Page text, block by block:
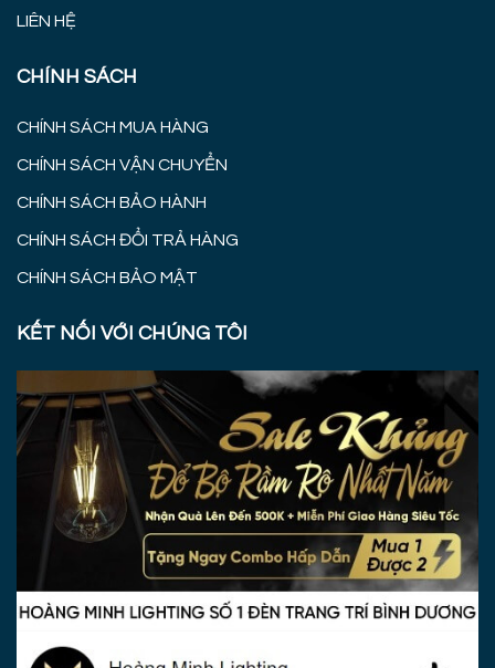
LIÊN HỆ
CHÍNH SÁCH
CHÍNH SÁCH MUA HÀNG
CHÍNH SÁCH VẬN CHUYỂN
CHÍNH SÁCH BẢO HÀNH
CHÍNH SÁCH ĐỔI TRẢ HÀNG
CHÍNH SÁCH BẢO MẬT
KẾT NỐI VỚI CHÚNG TÔI